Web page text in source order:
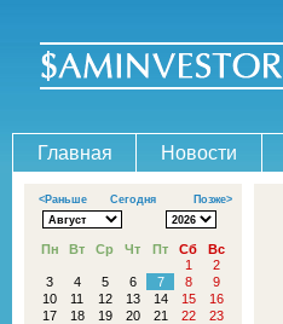
Главная Новости
<Раньше Сегодня Позже>
Пн Вт Ср Чт Пт Сб
Вс
1
2
3
4 5 6 7 8
9
10
11 12 13 14 15
16
17
18 19 20 21 22
23